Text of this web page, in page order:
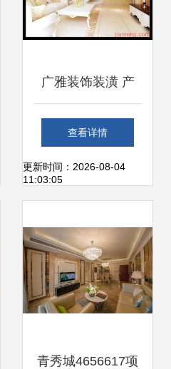
广雅装饰装潢 产
品、形象与加盟模
式解析
查看详情
更新时间：2026-08-04
11:03:05
青秀城4656617项